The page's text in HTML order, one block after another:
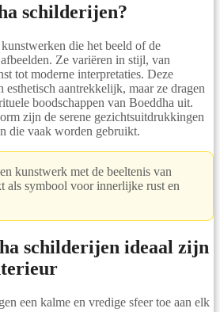
schilderijen?
Ze variëren in stijl, van
tot moderne interpretaties. Deze
aantrekkelijk, maar ze dragen
boodschappen van Boeddha uit.
zijn de serene gezichtsuitdrukkingen
die vaak worden gebruikt.
kunstwerk met de beeltenis van
als symbool voor innerlijke rust en
schilderijen ideaal zijn